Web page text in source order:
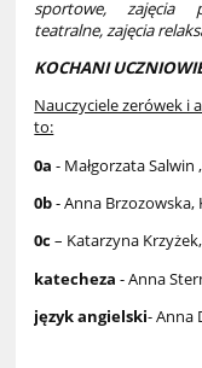
sportowe, zajęcia
teatralne,zajęcia
KOCHANI
Nauczyciele zerówek i
to:
0a - Małgorzata
0b- Anna
0c– Katarzyna
katecheza- Anna
język angielski- Anna